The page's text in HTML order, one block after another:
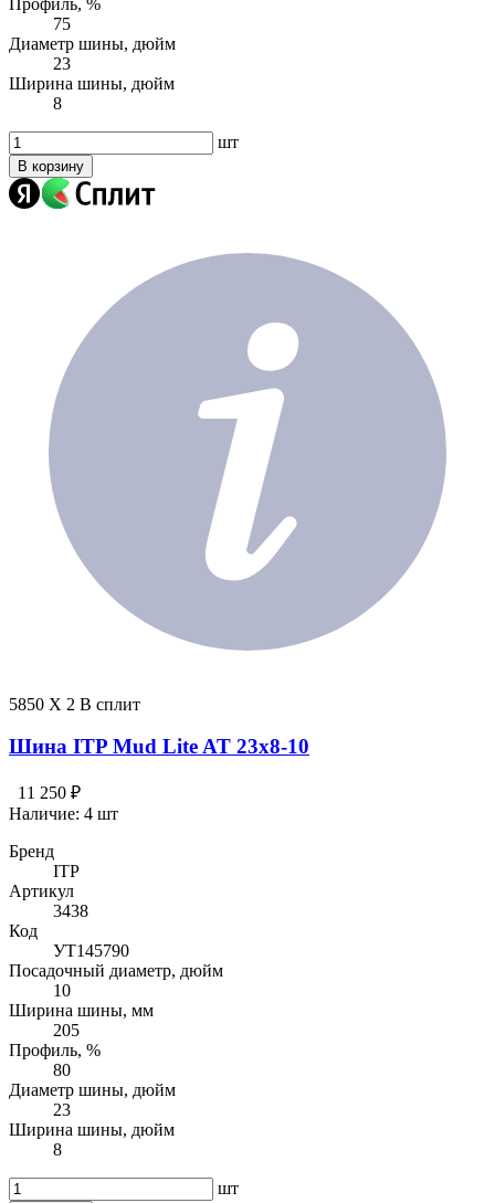
75
Диаметр шины, дюйм
23
Ширина шины, дюйм
8
шт
В корзину
5850 X 2 В сплит
Шина ITP Mud Lite AT 23x8-10
11 250 ₽
Наличие: 4 шт
Бренд
ITP
Артикул
3438
Код
УТ145790
Посадочный диаметр, дюйм
10
Ширина шины, мм
205
Профиль, %
80
Диаметр шины, дюйм
23
Ширина шины, дюйм
8
шт